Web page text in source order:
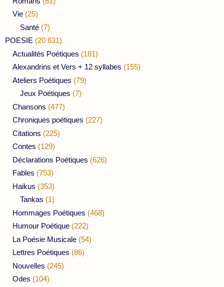
Vie (25)
Santé (7)
POESIE (20 631)
Actualités Poétiques (181)
Alexandrins et Vers + 12 syllabes (155)
Ateliers Poétiques (79)
Jeux Poétiques (7)
Chansons (477)
Chroniques poétiques (227)
Citations (225)
Contes (129)
Déclarations Poétiques (626)
Fables (753)
Haikus (353)
Tankas (1)
Hommages Poétiques (468)
Humour Poétique (222)
La Poésie Musicale (54)
Lettres Poétiques (86)
Nouvelles (245)
Odes (104)